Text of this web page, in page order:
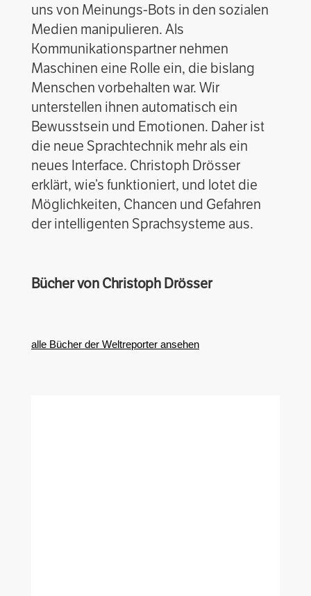
uns von Meinungs-Bots in den sozialen
Medien manipulieren. Als
Kommunikationspartner nehmen
Maschinen eine Rolle ein, die bislang
Menschen vorbehalten war. Wir
unterstellen ihnen automatisch ein
Bewusstsein und Emotionen. Daher ist
die neue Sprachtechnik mehr als ein
neues Interface. Christoph Drösser
erklärt, wie’s funktioniert, und lotet die
Möglichkeiten, Chancen und Gefahren
der intelligenten Sprachsysteme aus.
Bücher von Christoph Drösser
alle Bücher der Weltreporter ansehen